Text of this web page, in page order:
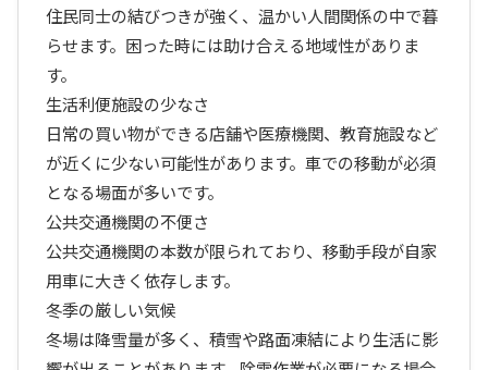
住民同士の結びつきが強く、温かい人間関係の中で暮
らせます。困った時には助け合える地域性がありま
す。
生活利便施設の少なさ
日常の買い物ができる店舗や医療機関、教育施設など
が近くに少ない可能性があります。車での移動が必須
となる場面が多いです。
公共交通機関の不便さ
公共交通機関の本数が限られており、移動手段が自家
用車に大きく依存します。
冬季の厳しい気候
冬場は降雪量が多く、積雪や路面凍結により生活に影